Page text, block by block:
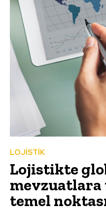
LOJİSTİK
Lojistikte
mevzuatlara
temel